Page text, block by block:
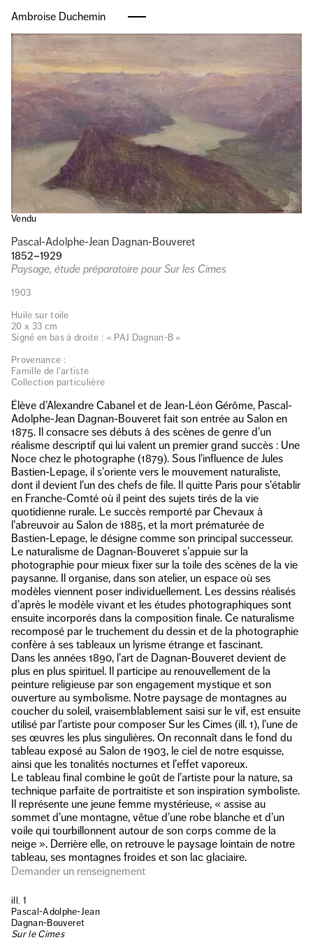
Ambroise Duchemin
Vendu
Pascal-Adolphe-Jean Dagnan-Bouveret
1852–1929
Paysage, étude préparatoire pour Sur les Cimes
1903
Huile sur toile
20 x 33 cm
Signé en bas à droite : « PAJ Dagnan-B »
Provenance :
Famille de l’artiste
Collection particulière
Élève d’Alexandre Cabanel et de Jean-Léon Gérôme, Pascal-
Adolphe-Jean Dagnan-Bouveret fait son entrée au Salon en
1875. Il consacre ses débuts à des scènes de genre d’un
réalisme descriptif qui lui valent un premier grand succès : Une
Noce chez le photographe (1879). Sous l’influence de Jules
Bastien-Lepage, il s’oriente vers le mouvement naturaliste,
dont il devient l’un des chefs de file. Il quitte Paris pour s’établir
en Franche-Comté où il peint des sujets tirés de la vie
quotidienne rurale. Le succès remporté par Chevaux à
l’abreuvoir au Salon de 1885, et la mort prématurée de
Bastien-Lepage, le désigne comme son principal successeur.
Le naturalisme de Dagnan-Bouveret s’appuie sur la
photographie pour mieux fixer sur la toile des scènes de la vie
paysanne. Il organise, dans son atelier, un espace où ses
modèles viennent poser individuellement. Les dessins réalisés
d’après le modèle vivant et les études photographiques sont
ensuite incorporés dans la composition finale. Ce naturalisme
recomposé par le truchement du dessin et de la photographie
confère à ses tableaux un lyrisme étrange et fascinant.
Dans les années 1890, l’art de Dagnan-Bouveret devient de
plus en plus spirituel. Il participe au renouvellement de la
peinture religieuse par son engagement mystique et son
ouverture au symbolisme. Notre paysage de montagnes au
coucher du soleil, vraisemblablement saisi sur le vif, est ensuite
utilisé par l’artiste pour composer Sur les Cimes (ill. 1), l’une de
ses œuvres les plus singulières. On reconnaît dans le fond du
tableau exposé au Salon de 1903, le ciel de notre esquisse,
ainsi que les tonalités nocturnes et l’effet vaporeux.
Le tableau final combine le goût de l’artiste pour la nature, sa
technique parfaite de portraitiste et son inspiration symboliste.
Il représente une jeune femme mystérieuse, « assise au
sommet d’une montagne, vêtue d’une robe blanche et d’un
voile qui tourbillonnent autour de son corps comme de la
neige ». Derrière elle, on retrouve le paysage lointain de notre
tableau, ses montagnes froides et son lac glaciaire.
Demander un renseignement
ill. 1
Pascal-Adolphe-Jean
Dagnan-Bouveret
Sur le Cimes